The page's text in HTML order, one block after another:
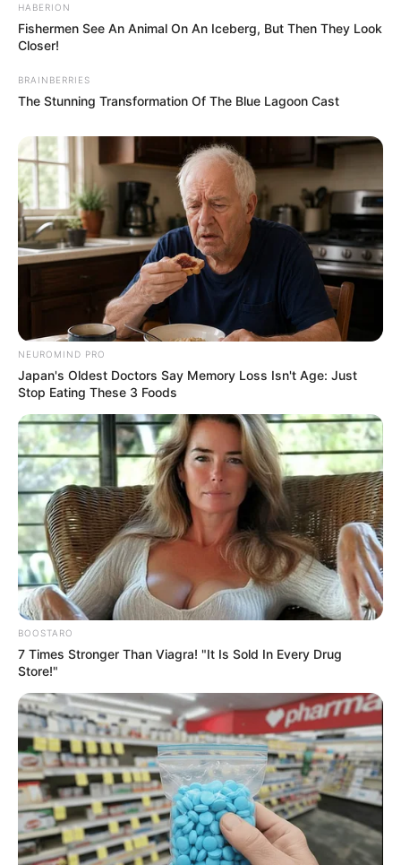
More by Szerző
HABERION
Fishermen See An Animal On An Iceberg, But Then They Look
Closer!
BRAINBERRIES
The Stunning Transformation Of The Blue Lagoon Cast
NEUROMIND PRO
Japan's Oldest Doctors Say Memory Loss Isn't Age: Just
Stop Eating These 3 Foods
BOOSTARO
7 Times Stronger Than Viagra! "It Is Sold In Every Drug
Store!"